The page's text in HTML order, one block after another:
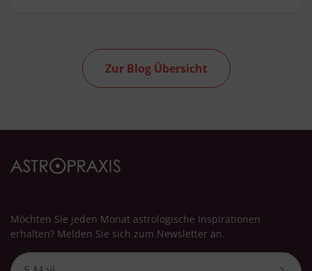
Zur Blog Übersicht
Möchten Sie jeden Monat astrologische Inspirationen
erhalten? Melden Sie sich zum Newsletter an.